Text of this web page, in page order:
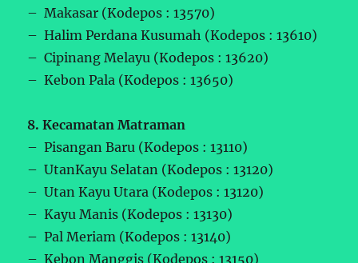
– Makasar (Kodepos : 13570)
– Halim Perdana Kusumah (Kodepos : 13610)
– Cipinang Melayu (Kodepos : 13620)
– Kebon Pala (Kodepos : 13650)
8. Kecamatan Matraman
– Pisangan Baru (Kodepos : 13110)
– UtanKayu Selatan (Kodepos : 13120)
– Utan Kayu Utara (Kodepos : 13120)
– Kayu Manis (Kodepos : 13130)
– Pal Meriam (Kodepos : 13140)
– Kebon Manggis (Kodepos : 13150)